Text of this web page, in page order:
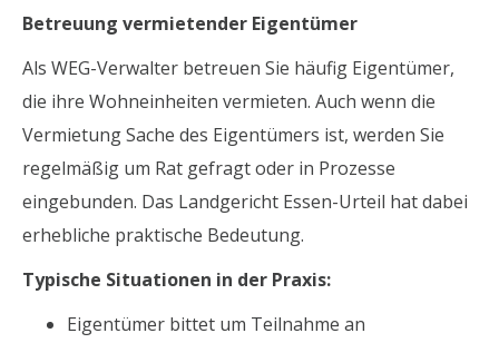
Betreuung vermietender Eigentümer
Als WEG-Verwalter betreuen Sie häufig Eigentümer,
die ihre Wohneinheiten vermieten. Auch wenn die
Vermietung Sache des Eigentümers ist, werden Sie
regelmäßig um Rat gefragt oder in Prozesse
eingebunden. Das Landgericht Essen-Urteil hat dabei
erhebliche praktische Bedeutung.
Typische Situationen in der Praxis:
Eigentümer bittet um Teilnahme an